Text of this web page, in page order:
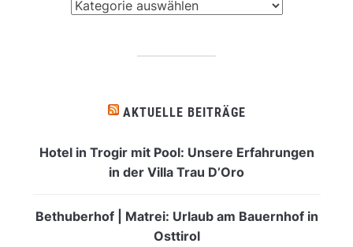
AKTUELLE BEITRÄGE
Hotel in Trogir mit Pool: Unsere Erfahrungen
in der Villa Trau D’Oro
Bethuberhof | Matrei: Urlaub am Bauernhof in
Osttirol